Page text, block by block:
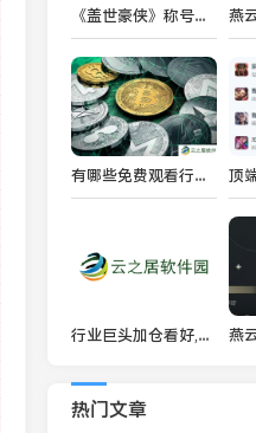
《盖世豪侠》称号系统揭秘，助你加冕称王江湖再会！
有哪些免费观看行情软件网站
行业巨头加仓看好,ETH 后市能否逆风翻盘
热门文章